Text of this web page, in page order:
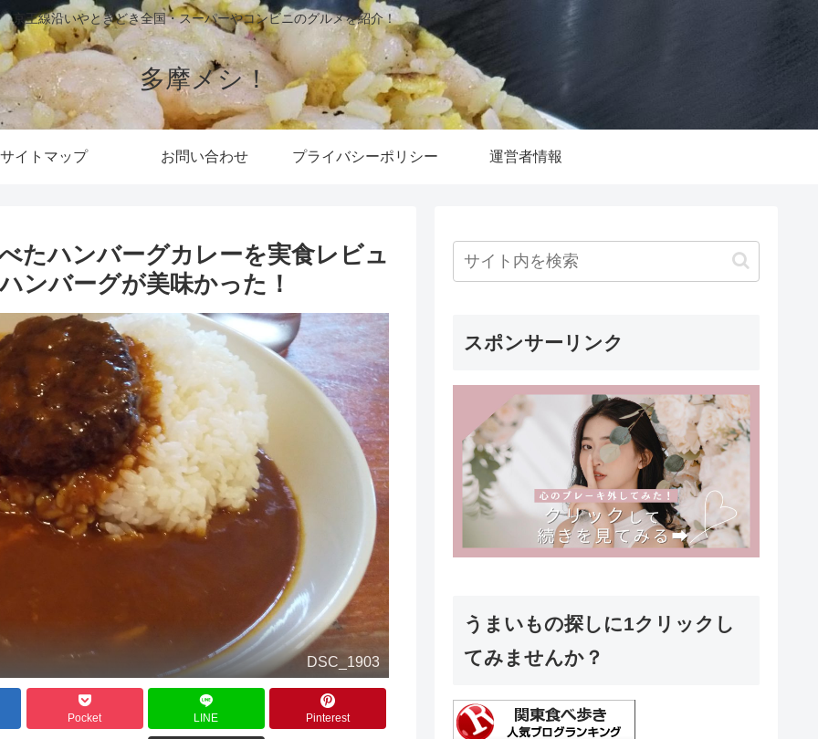
京王線沿いやときどき全国・スーパーやコンビニのグルメを紹介！
多摩メシ！
サイトマップ お問い合わせ プライバシーポリシー 運営者情報
たハンバーグカレーを実食レビュ
ンバーグが美味かった！
DSC_1903
Pocket LINE Pinterest
スポンサーリンク
うまいもの探しに1クリックし
てみませんか？